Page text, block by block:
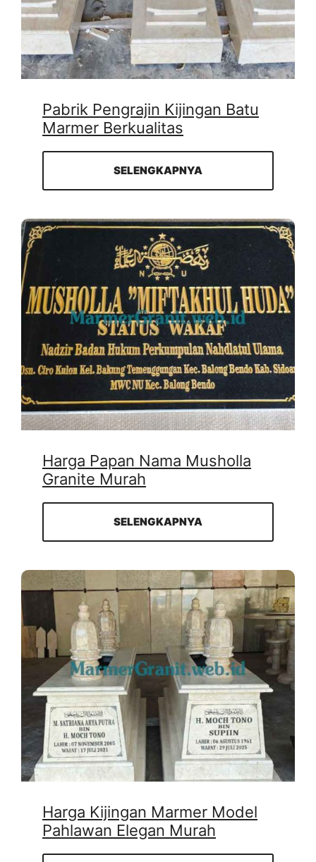
Pabrik Pengrajin Kijingan Batu
Marmer Berkualitas
SELENGKAPNYA
Harga Papan Nama Musholla
Granite Murah
SELENGKAPNYA
Harga Kijingan Marmer Model
Pahlawan Elegan Murah